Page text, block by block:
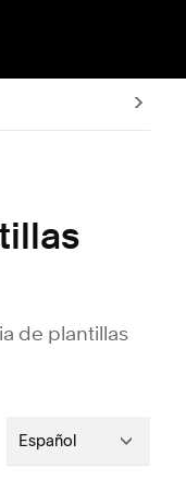
de plantillas
Español